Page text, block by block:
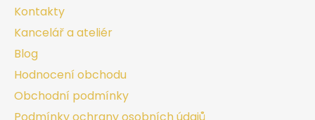
Kontakty
Kancelář a ateliér
Blog
Hodnocení obchodu
Obchodní podmínky